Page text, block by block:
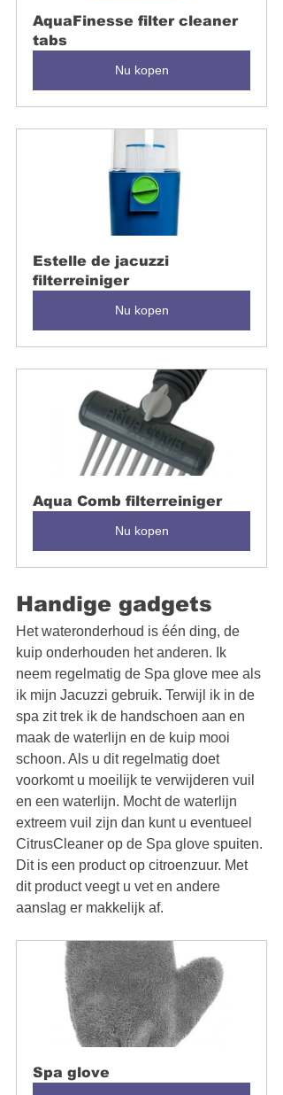
AquaFinesse filter cleaner
tabs
Nu kopen
Estelle de jacuzzi
filterreiniger
Nu kopen
Aqua Comb filterreiniger
Nu kopen
Handige gadgets
Het wateronderhoud is één ding, de
kuip onderhouden het anderen. Ik
neem regelmatig de Spa glove mee als
ik mijn Jacuzzi gebruik. Terwijl ik in de
spa zit trek ik de handschoen aan en
maak de waterlijn en de kuip mooi
schoon. Als u dit regelmatig doet
voorkomt u moeilijk te verwijderen vuil
en een waterlijn. Mocht de waterlijn
extreem vuil zijn dan kunt u eventueel
CitrusCleaner op de Spa glove spuiten.
Dit is een product op citroenzuur. Met
dit product veegt u vet en andere
aanslag er makkelijk af.
Spa glove